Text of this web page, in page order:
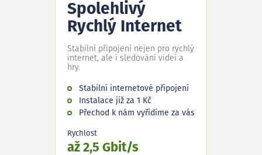
Spolehlivý
Rychlý Internet
Stabilní připojení nejen pro rychlý
internet, ale i sledování videí a
hry.
Stabilní internetové připojení
Instalace již za 1 Kč
Přechod k nám vyřídíme za vás
Rychlost
až 2,5 Gbit/s